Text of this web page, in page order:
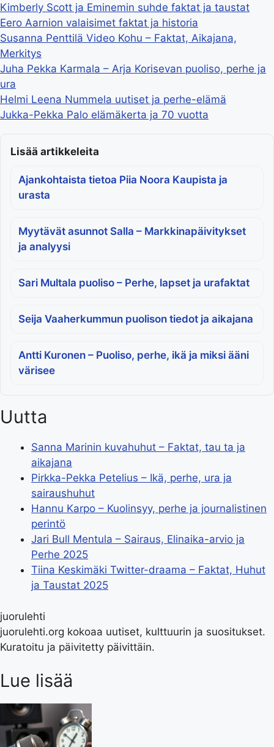
Kimberly Scott ja Eminemin suhde faktat ja taustat
Eero Aarnion valaisimet faktat ja historia
Susanna Penttilä Video Kohu – Faktat, Aikajana,
Merkitys
Juha Pekka Karmala – Arja Korisevan puoliso, perhe ja
ura
Helmi Leena Nummela uutiset ja perhe-elämä
Jukka-Pekka Palo elämäkerta ja 70 vuotta
Lisää artikkeleita
Ajankohtaista tietoa Piia Noora Kaupista ja
urasta
Myytävät asunnot Salla – Markkinapäivitykset
ja analyysi
Sari Multala puoliso – Perhe, lapset ja urafaktat
Seija Vaaherkummun puolison tiedot ja aikajana
Antti Kuronen – Puoliso, perhe, ikä ja miksi ääni
värisee
Uutta
Sanna Marinin kuvahuhut – Faktat, tau ta ja
aikajana
Pirkka-Pekka Petelius – Ikä, perhe, ura ja
sairaushuhut
Hannu Karpo – Kuolinsyy, perhe ja journalistinen
perintö
Jari Bull Mentula – Sairaus, Elinaika-arvio ja
Perhe 2025
Tiina Keskimäki Twitter-draama – Faktat, Huhut
ja Taustat 2025
juorulehti
juorulehti.org kokoaa uutiset, kulttuurin ja suositukset.
Kuratoitu ja päivitetty päivittäin.
Lue lisää